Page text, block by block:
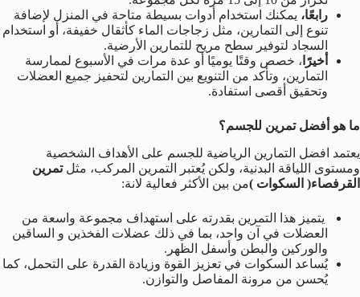
رابعًا، يمكنك استخدام أدوات بسيطة متاحة في المنزل لإضافة
تنوع إلى التمارين، مثل زجاجات الماء كأثقال خفيفة، أو استخدام
السجاد لتوفير سطح مريح للتمارين الأرضية.
أخيرًا ، خصص وقتًا يوميًا أو عدة مرات في الأسبوع لممارسة
التمارين، وتأكد من التنويع بين التمارين لتحفيز جميع العضلات
وتحقيق أقصى استفادة.
ما هو أفضل تمرين للجسم؟
يعتمد افضل التمارين الرياضية للجسم على الأهداف الشخصية
ومستوى اللياقة البدنية، ولكن يُعتبر التمرين المركب، مثلتمرين
القرفصاء( السكوات )من بين الأكثر فعالية لانة:
يتميز هذا التمرين بقدرته على استهداف مجموعة واسعة من
العضلات في آن واحد، بما في ذلك عضلات الفخذين و الساقين
والوركين والبطن وأسفل الظهر.
يُساعد السكوات في تعزيز القوة وزيادة القدرة على التحمل، كما
يُحسن من مرونة المفاصل والتوازن.